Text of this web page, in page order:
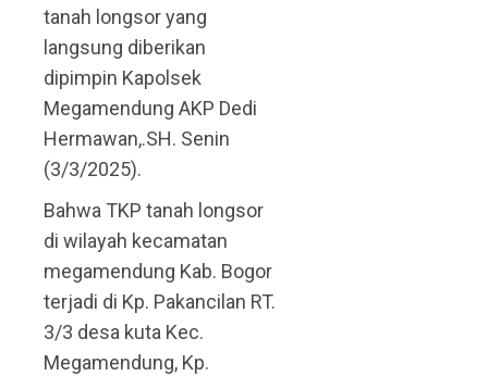
tanah longsor yang
langsung diberikan
dipimpin Kapolsek
Megamendung AKP Dedi
Hermawan,.SH. Senin
(3/3/2025).
Bahwa TKP tanah longsor
di wilayah kecamatan
megamendung Kab. Bogor
terjadi di Kp. Pakancilan RT.
3/3 desa kuta Kec.
Megamendung, Kp.